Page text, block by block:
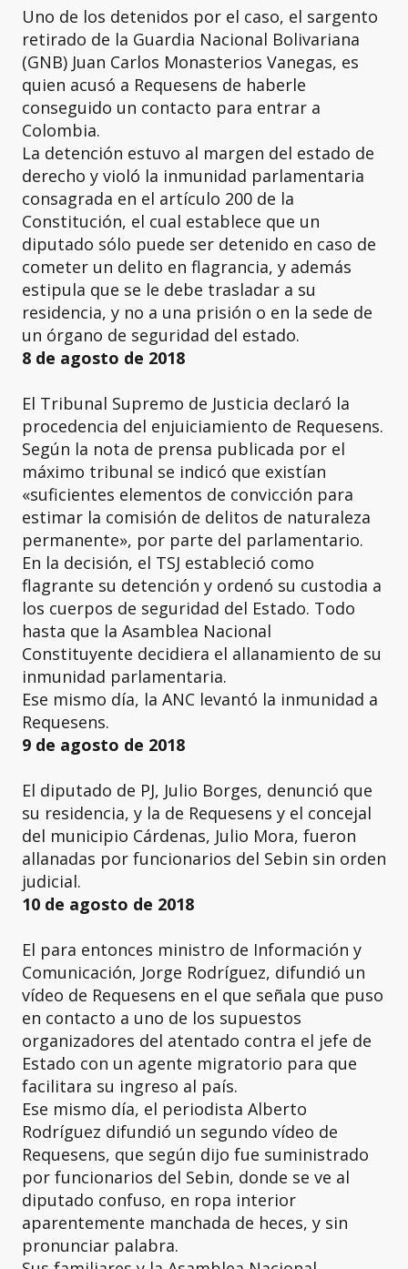
Uno de los detenidos por el caso, el sargento
retirado de la Guardia Nacional Bolivariana
(GNB) Juan Carlos Monasterios Vanegas, es
quien acusó a Requesens de haberle
conseguido un contacto para entrar a
Colombia.
La detención estuvo al margen del estado de
derecho y violó la inmunidad parlamentaria
consagrada en el artículo 200 de la
Constitución, el cual establece que un
diputado sólo puede ser detenido en caso de
cometer un delito en flagrancia, y además
estipula que se le debe trasladar a su
residencia, y no a una prisión o en la sede de
un órgano de seguridad del estado.
8 de agosto de 2018
El Tribunal Supremo de Justicia declaró la
procedencia del enjuiciamiento de Requesens.
Según la nota de prensa publicada por el
máximo tribunal se indicó que existían
«suficientes elementos de convicción para
estimar la comisión de delitos de naturaleza
permanente», por parte del parlamentario.
En la decisión, el TSJ estableció como
flagrante su detención y ordenó su custodia a
los cuerpos de seguridad del Estado. Todo
hasta que la Asamblea Nacional
Constituyente decidiera el allanamiento de su
inmunidad parlamentaria.
Ese mismo día, la ANC levantó la inmunidad a
Requesens.
9 de agosto de 2018
El diputado de PJ, Julio Borges, denunció que
su residencia, y la de Requesens y el concejal
del municipio Cárdenas, Julio Mora, fueron
allanadas por funcionarios del Sebin sin orden
judicial.
10 de agosto de 2018
El para entonces ministro de Información y
Comunicación, Jorge Rodríguez, difundió un
vídeo de Requesens en el que señala que puso
en contacto a uno de los supuestos
organizadores del atentado contra el jefe de
Estado con un agente migratorio para que
facilitara su ingreso al país.
Ese mismo día, el periodista Alberto
Rodríguez difundió un segundo vídeo de
Requesens, que según dijo fue suministrado
por funcionarios del Sebin, donde se ve al
diputado confuso, en ropa interior
aparentemente manchada de heces, y sin
pronunciar palabra.